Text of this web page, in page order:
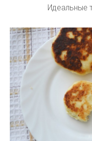
Идеальные